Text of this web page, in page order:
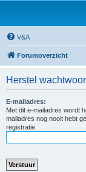
V&A
Forumoverzicht
Herstel
E-mailadres:
Met dit e-mailadres wordt
mailadres nog nooit hebt
registratie.